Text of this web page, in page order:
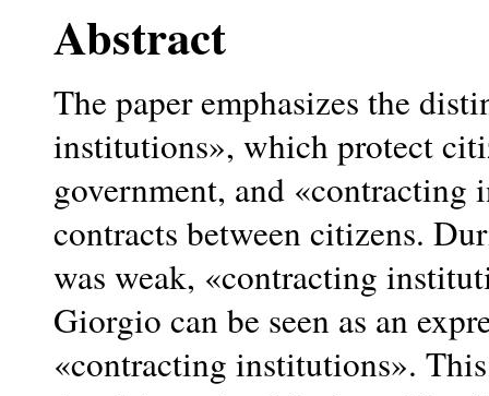
Abstract
The paper emphasizes the
institutions», which protect
government, and
contracts between citizens.
was weak, «contracting
Giorgio can be seen as an
«contracting institutions».